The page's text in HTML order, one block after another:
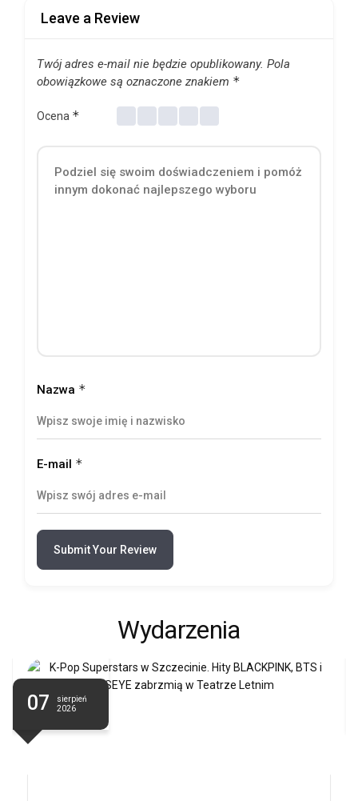
Leave a Review
Twój adres e-mail nie będzie opublikowany. Pola
obowiązkowe są oznaczone znakiem *
Ocena *
Nazwa *
E-mail *
Submit Your Review
Wydarzenia
07
sierpień
2026